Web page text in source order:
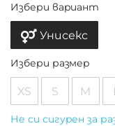
Избери вариант
Унисекс
Избери размер
XS S M
Не си сигурен за